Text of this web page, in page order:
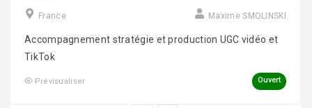
France Maxime SMOLINSKI
Accompagnement stratégie et production UGC vidéo et
TikTok
Prévisualiser Ouvert